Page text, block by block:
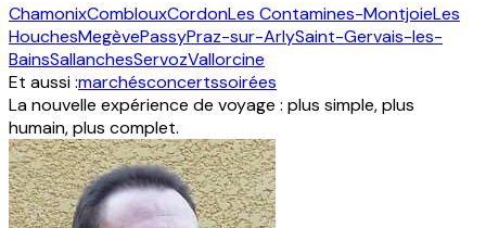
ChamonixComblouxCordonLes Contamines-MontjoieLes
HouchesMegèvePassyPraz-sur-ArlySaint-Gervais-les-
BainsSallanchesServozVallorcine
Et aussi :marchésconcertssoirées
La nouvelle expérience de voyage : plus simple, plus
humain, plus complet.